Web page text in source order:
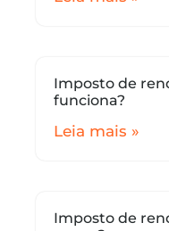
Imposto de
funciona?
Leia mais »
Imposto de